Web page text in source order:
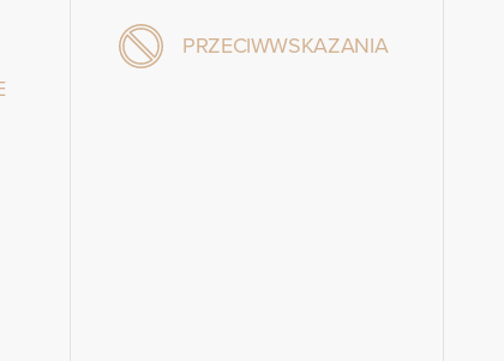
PRZECIWWSKAZANIA